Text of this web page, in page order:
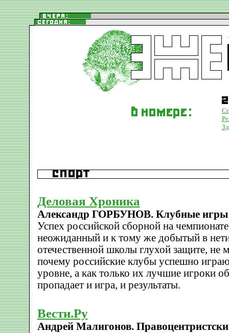
Деловая Хроника
Александр ГОРБУНОВ. Клубные игры
Успех российской сборной на
неожиданный и к тому же добытый в
отечественной школы глухой защите, не
почему российские клубы успешно
уровне, а как только их лучшие игроки
пропадает и игра, и результаты.
Вести.Ру
Андрей Малигонов.